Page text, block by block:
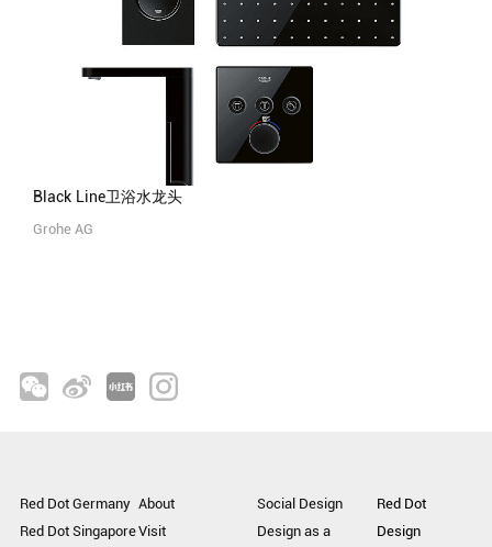
Black Line卫浴水龙头
Grohe AG
Red Dot Germany
Red Dot Singapore
About
Visit
Social Design
Design as a
Red Dot
Design